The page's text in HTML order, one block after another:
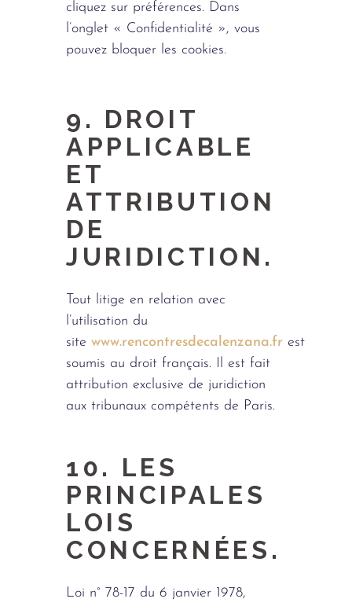
cliquez sur préférences. Dans
l’onglet « Confidentialité », vous
pouvez bloquer les cookies.
9. DROIT
APPLICABLE
ET
ATTRIBUTION
DE
JURIDICTION.
Tout litige en relation avec
l’utilisation du
site www.rencontresdecalenzana.fr est
soumis au droit français. Il est fait
attribution exclusive de juridiction
aux tribunaux compétents de Paris.
10. LES
PRINCIPALES
LOIS
CONCERNÉES.
Loi n° 78-17 du 6 janvier 1978,